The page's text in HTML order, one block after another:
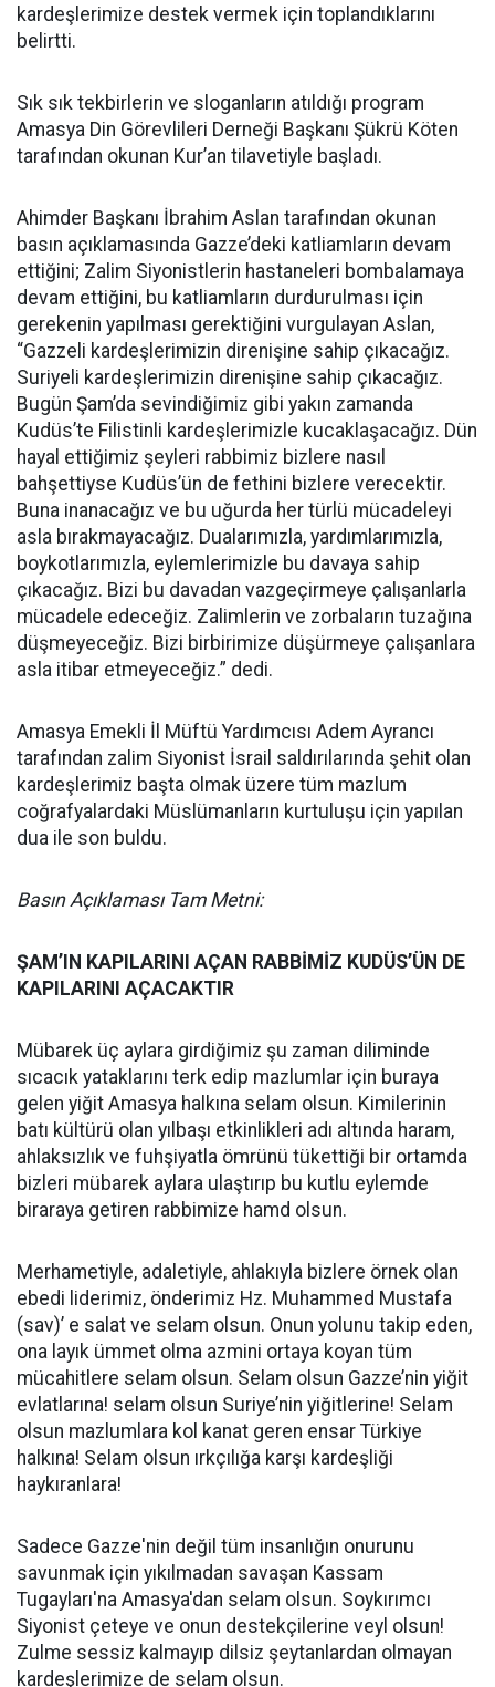
kardeşlerimize destek vermek için toplandıklarını
belirtti.
Sık sık tekbirlerin ve sloganların atıldığı program
Amasya Din Görevlileri Derneği Başkanı Şükrü Köten
tarafından okunan Kur’an tilavetiyle başladı.
Ahimder Başkanı İbrahim Aslan tarafından okunan
basın açıklamasında Gazze’deki katliamların devam
ettiğini; Zalim Siyonistlerin hastaneleri bombalamaya
devam ettiğini, bu katliamların durdurulması için
gerekenin yapılması gerektiğini vurgulayan Aslan,
“Gazzeli kardeşlerimizin direnişine sahip çıkacağız.
Suriyeli kardeşlerimizin direnişine sahip çıkacağız.
Bugün Şam’da sevindiğimiz gibi yakın zamanda
Kudüs’te Filistinli kardeşlerimizle kucaklaşacağız. Dün
hayal ettiğimiz şeyleri rabbimiz bizlere nasıl
bahşettiyse Kudüs’ün de fethini bizlere verecektir.
Buna inanacağız ve bu uğurda her türlü mücadeleyi
asla bırakmayacağız. Dualarımızla, yardımlarımızla,
boykotlarımızla, eylemlerimizle bu davaya sahip
çıkacağız. Bizi bu davadan vazgeçirmeye çalışanlarla
mücadele edeceğiz. Zalimlerin ve zorbaların tuzağına
düşmeyeceğiz. Bizi birbirimize düşürmeye çalışanlara
asla itibar etmeyeceğiz.” dedi.
Amasya Emekli İl Müftü Yardımcısı Adem Ayrancı
tarafından zalim Siyonist İsrail saldırılarında şehit olan
kardeşlerimiz başta olmak üzere tüm mazlum
coğrafyalardaki Müslümanların kurtuluşu için yapılan
dua ile son buldu.
Basın Açıklaması Tam Metni:
ŞAM’IN KAPILARINI AÇAN RABBİMİZ KUDÜS’ÜN DE
KAPILARINI AÇACAKTIR
Mübarek üç aylara girdiğimiz şu zaman diliminde
sıcacık yataklarını terk edip mazlumlar için buraya
gelen yiğit Amasya halkına selam olsun. Kimilerinin
batı kültürü olan yılbaşı etkinlikleri adı altında haram,
ahlaksızlık ve fuhşiyatla ömrünü tükettiği bir ortamda
bizleri mübarek aylara ulaştırıp bu kutlu eylemde
biraraya getiren rabbimize hamd olsun.
Merhametiyle, adaletiyle, ahlakıyla bizlere örnek olan
ebedi liderimiz, önderimiz Hz. Muhammed Mustafa
(sav)’ e salat ve selam olsun. Onun yolunu takip eden,
ona layık ümmet olma azmini ortaya koyan tüm
mücahitlere selam olsun. Selam olsun Gazze’nin yiğit
evlatlarına! selam olsun Suriye’nin yiğitlerine! Selam
olsun mazlumlara kol kanat geren ensar Türkiye
halkına! Selam olsun ırkçılığa karşı kardeşliği
haykıranlara!
Sadece Gazze'nin değil tüm insanlığın onurunu
savunmak için yıkılmadan savaşan Kassam
Tugayları'na Amasya'dan selam olsun. Soykırımcı
Siyonist çeteye ve onun destekçilerine veyl olsun!
Zulme sessiz kalmayıp dilsiz şeytanlardan olmayan
kardeşlerimize de selam olsun.